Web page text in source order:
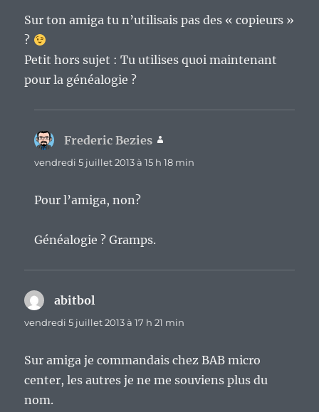
Sur ton amiga tu n’utilisais pas des « copieurs »
?
Petit hors sujet : Tu utilises quoi maintenant
pour la généalogie ?
Frederic Bezies
vendredi 5 juillet 2013 à 15 h 18 min
Pour l’amiga, non?
Généalogie ? Gramps.
abitbol
vendredi 5 juillet 2013 à 17 h 21 min
Sur amiga je commandais chez BAB micro
center, les autres je ne me souviens plus du
nom.